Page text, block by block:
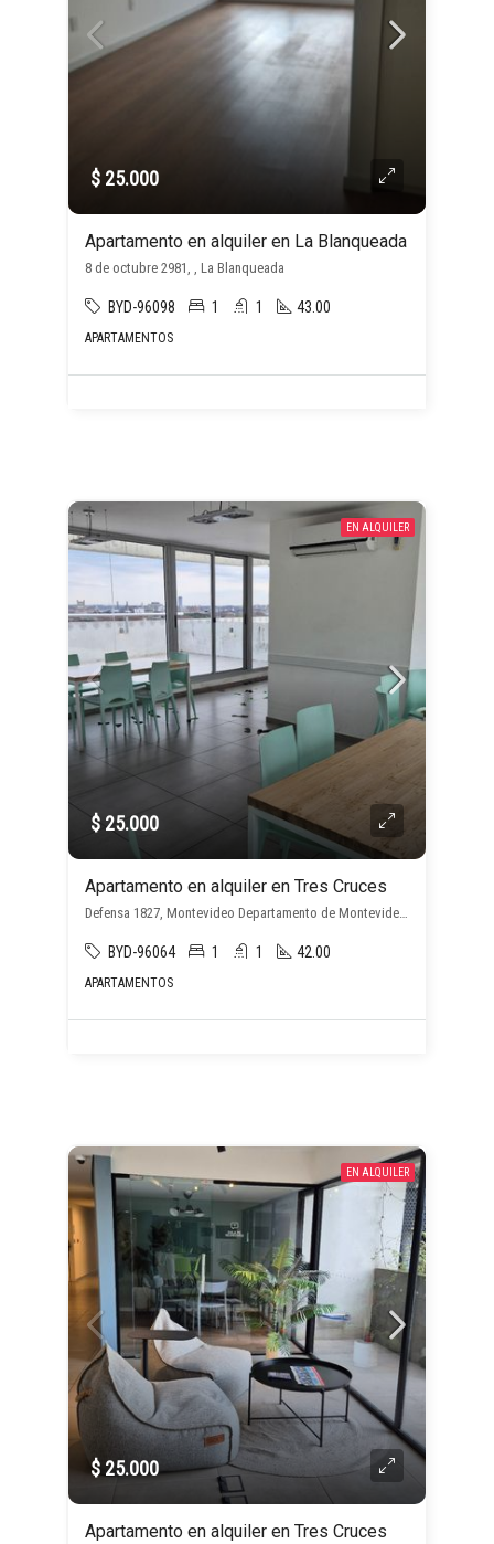
$ 25.000
Apartamento en alquiler en La Blanqueada
8 de octubre 2981, , La Blanqueada
BYD-96098 1 1 43.00
APARTAMENTOS
EN ALQUILER
$ 25.000
Apartamento en alquiler en Tres Cruces
Defensa 1827, Montevideo Departamento de Montevideo, Uruguay, , Tres Cruces
BYD-96064 1 1 42.00
APARTAMENTOS
EN ALQUILER
$ 25.000
Apartamento en alquiler en Tres Cruces